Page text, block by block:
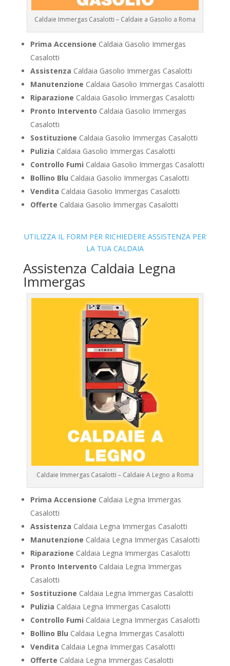
Caldaie Immergas Casalotti – Caldaie a Gasolio a Roma
Prima Accensione Caldaia Gasolio Immergas
Casalotti
Assistenza Caldaia Gasolio Immergas Casalotti
Manutenzione Caldaia Gasolio Immergas Casalotti
Riparazione Caldaia Gasolio Immergas Casalotti
Pronto Intervento Caldaia Gasolio Immergas
Casalotti
Sostituzione Caldaia Gasolio Immergas Casalotti
Pulizia Caldaia Gasolio Immergas Casalotti
Controllo Fumi Caldaia Gasolio Immergas Casalotti
Bollino Blu Caldaia Gasolio Immergas Casalotti
Vendita Caldaia Gasolio Immergas Casalotti
Offerte Caldaia Gasolio Immergas Casalotti
UTILIZZA IL FORM PER RICHIEDERE ASSISTENZA PER
LA TUA CALDAIA
Assistenza Caldaia Legna
Immergas
Caldaie Immergas Casalotti – Caldaie A Legno a Roma
Prima Accensione Caldaia Legna Immergas
Casalotti
Assistenza Caldaia Legna Immergas Casalotti
Manutenzione Caldaia Legna Immergas Casalotti
Riparazione Caldaia Legna Immergas Casalotti
Pronto Intervento Caldaia Legna Immergas
Casalotti
Sostituzione Caldaia Legna Immergas Casalotti
Pulizia Caldaia Legna Immergas Casalotti
Controllo Fumi Caldaia Legna Immergas Casalotti
Bollino Blu Caldaia Legna Immergas Casalotti
Vendita Caldaia Legna Immergas Casalotti
Offerte Caldaia Legna Immergas Casalotti